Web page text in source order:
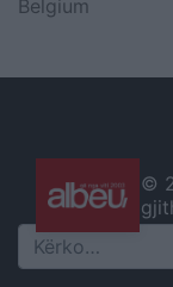
Belgium
©
Search